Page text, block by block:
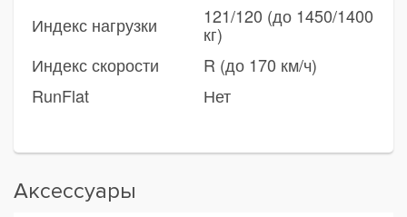
Индекс нагрузки
121/120 (до 1450/1400
кг)
Индекс скорости
R (до 170 км/ч)
RunFlat
Нет
Аксессуары